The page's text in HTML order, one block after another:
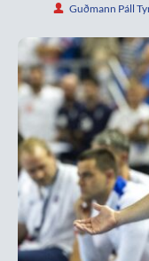
Guðmann Páll